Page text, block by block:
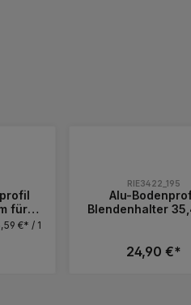
für
€* / 1
RIE3422_195
Alu-
Blendenhalter
Plattenlager &
24,90 €*